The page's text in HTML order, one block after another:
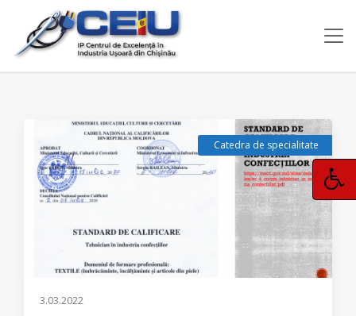
Catedra de specialitate
3.03.2022